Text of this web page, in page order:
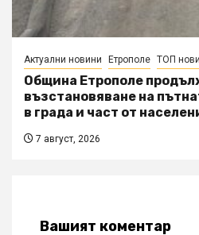
Актуални новини Етрополе ТОП
Община Етрополе
възстановяване на
в града и част от
7 август, 2026
Вашият коментар